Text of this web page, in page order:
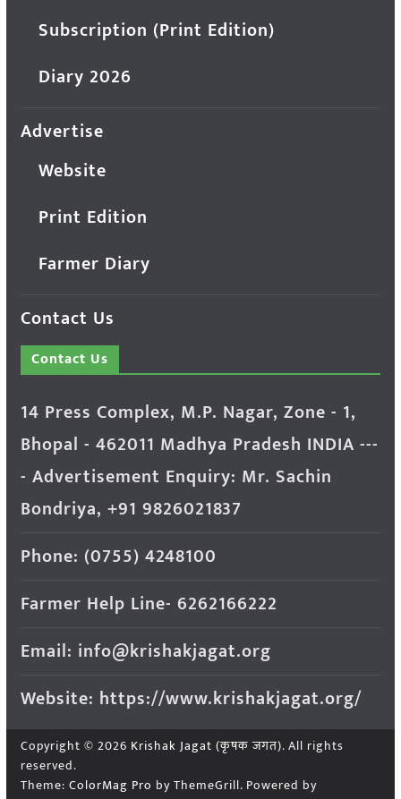
Subscription (Print Edition)
Diary 2026
Advertise
Website
Print Edition
Farmer Diary
Contact Us
Contact Us
14 Press Complex, M.P. Nagar, Zone - 1,
Bhopal - 462011 Madhya Pradesh INDIA ---
- Advertisement Enquiry: Mr. Sachin
Bondriya, +91 9826021837
Phone: (0755) 4248100
Farmer Help Line- 6262166222
Email: info@krishakjagat.org
Website: https://www.krishakjagat.org/
Copyright © 2026 Krishak Jagat (कृषक जगत). All rights
reserved.
Theme: ColorMag Pro by ThemeGrill. Powered by